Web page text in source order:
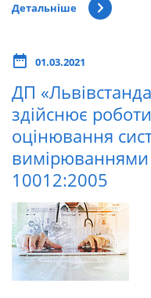
Детальніше
01.03.2021
ДП
здійснює
оцінювання
вимірюваннями
10012:2005